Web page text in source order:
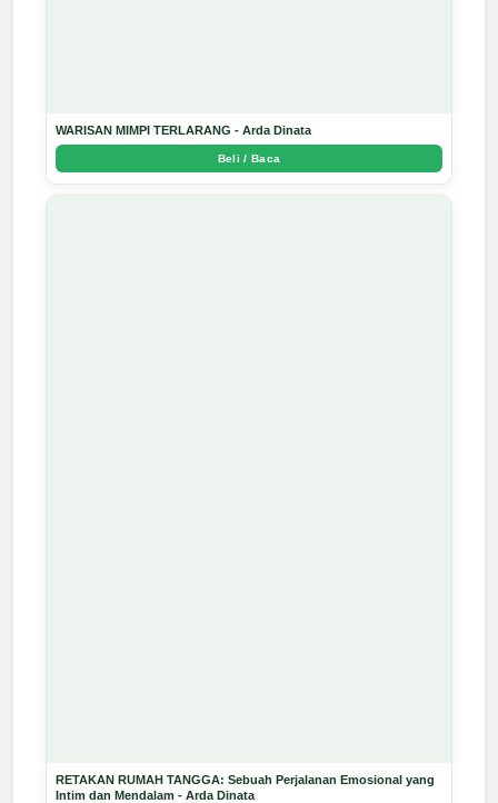
WARISAN MIMPI TERLARANG - Arda Dinata
Beli / Baca
RETAKAN RUMAH TANGGA: Sebuah Perjalanan Emosional yang
Intim dan Mendalam - Arda Dinata